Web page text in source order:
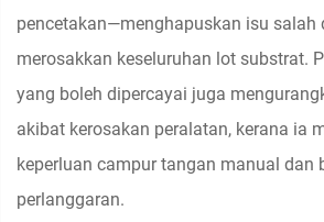
pencetakan—menghapuskan isu salah
merosakkan keseluruhan lot substrat.
yang boleh dipercayai juga
akibat kerosakan peralatan, kerana ia
keperluan campur tangan manual dan
perlanggaran.